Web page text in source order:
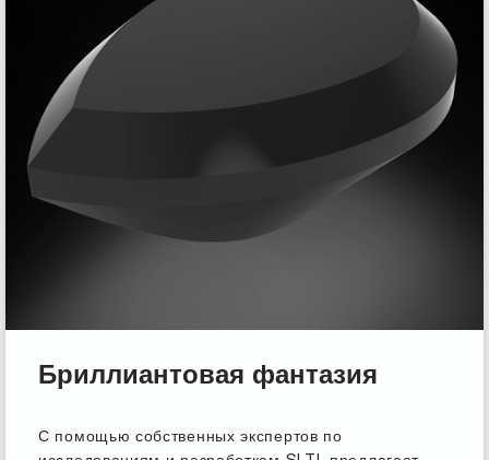
Бриллиантовая фантазия
С помощью собственных экспертов по